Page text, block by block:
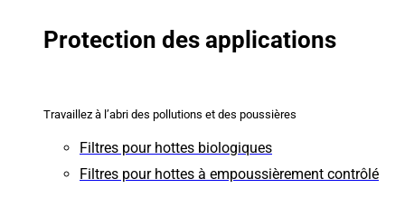
Protection des applications
Travaillez à l’abri des pollutions et des poussières
Filtres pour hottes biologiques
Filtres pour hottes à empoussièrement contrôlé